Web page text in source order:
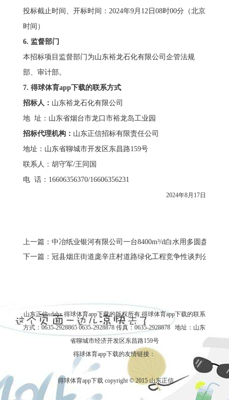
投标截止时间、开标时间：2024年9月12日08时00分（北京
时间）
6. 监督部门
本招标项目监督部门为山东裕龙石化有限公司企管法规
部、审计部。
7. 得球体育app下载的联系方式
招标人： 山东裕龙石化有限公司
地 址：山东省烟台市龙口市裕龙岛工业园
招标代理机构： 山东正信招标有限责任公司
地址：山东省聊城市开发区东昌路159号
联系人：胡守军/王同国
电 话：16606356370/16606356231
2024年8月17日
上一篇：中冶纸业银河有限公司一台8400m³/d白水用多圆盘过滤
下一篇：冠县烟庄街道庞辛庄村道路绿化工程竞争性谈判公告
山东正信sdzhx 得球体育app下载的版权所有得球体育app下载的联系
方式 ：0635-2928865 0635-2928878 传真：0635-2928878 地址：山东
省聊城市经济开发区东昌路159号
得球体育app下载的友情链接：
得球体育app下载 copyright © 2015 山东正信